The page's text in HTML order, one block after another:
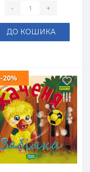
- +
ДО КОШИКА
-20%